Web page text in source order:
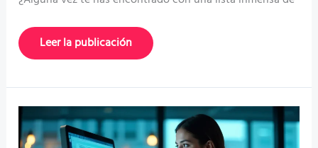
Cómo
obtener
valores
en
La
guía
definitiva
Leer la publicación